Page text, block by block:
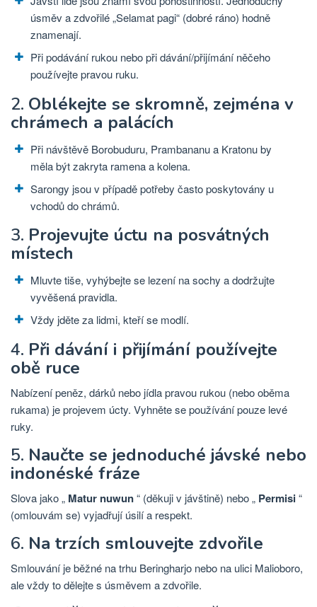
úsměv a zdvořilé „Selamat pagi“ (dobré ráno) hodně
znamenají.
Při podávání rukou nebo při dávání/přijímání něčeho
používejte pravou ruku.
2. Oblékejte se skromně, zejména v
chrámech a palácích
Při návštěvě Borobuduru, Prambananu a Kratonu by
měla být zakryta ramena a kolena.
Sarongy jsou v případě potřeby často poskytovány u
vchodů do chrámů.
3. Projevujte úctu na posvátných
místech
Mluvte tiše, vyhýbejte se lezení na sochy a dodržujte
vyvěšená pravidla.
Vždy jděte za lidmi, kteří se modlí.
4. Při dávání i přijímání používejte
obě ruce
Nabízení peněz, dárků nebo jídla pravou rukou (nebo oběma
rukama) je projevem úcty. Vyhněte se používání pouze levé
ruky.
5. Naučte se jednoduché jávské nebo
indonéské fráze
Slova jako „ Matur nuwun“ (děkuji v jávštině) nebo „ Permisi“
(omlouvám se) vyjadřují úsilí a respekt.
6. Na trzích smlouvejte zdvořile
Smlouvání je běžné na trhu Beringharjo nebo na ulici Malioboro,
ale vždy to dělejte s úsměvem a zdvořile.